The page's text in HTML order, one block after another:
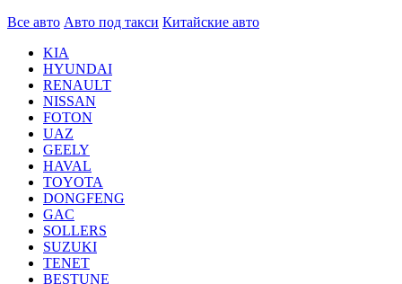
Все авто Авто под такси Китайские авто
KIA
HYUNDAI
RENAULT
NISSAN
FOTON
UAZ
GEELY
HAVAL
TOYOTA
DONGFENG
GAC
SOLLERS
SUZUKI
TENET
BESTUNE